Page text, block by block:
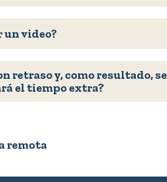
un video?
retraso y, como resultado, se
el tiempo extra?
remota